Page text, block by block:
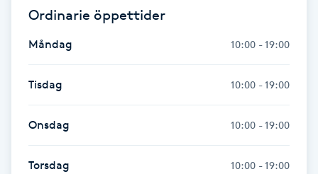
Ordinarie öppettider
Måndag 10:00 - 19:00
Tisdag 10:00 - 19:00
Onsdag 10:00 - 19:00
Torsdag 10:00 - 19:00